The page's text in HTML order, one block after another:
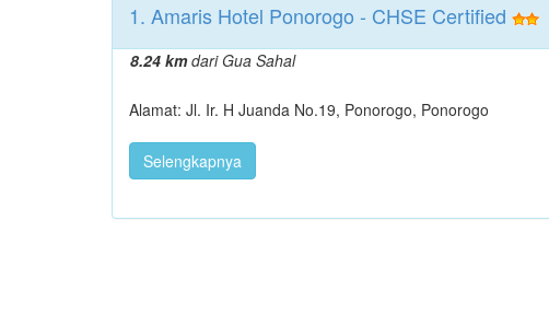
1. Amaris Hotel Ponorogo - CHSE Certified
8.24 kmdari Gua Sahal
Alamat: Jl. Ir. H Juanda No.19, Ponorogo, Ponorogo
Selengkapnya